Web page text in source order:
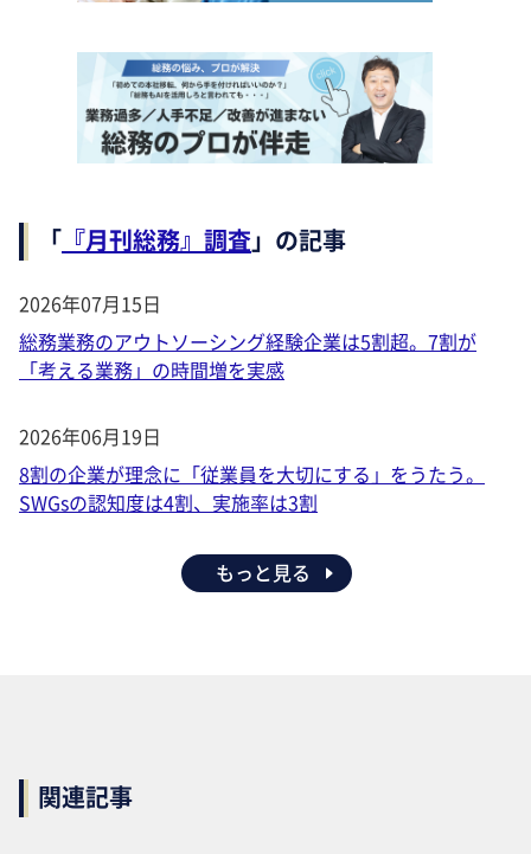
「 『月刊総務』調査」の記事
2026年07月15日
総務業務のアウトソーシング経験企業は5割超。7割が
「考える業務」の時間増を実感
2026年06月19日
8割の企業が理念に「従業員を大切にする」をうたう。
SWGsの認知度は4割、実施率は3割
もっと見る
関連記事